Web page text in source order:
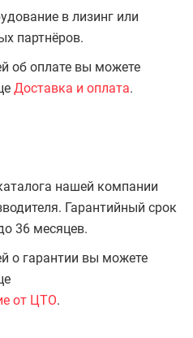
в лизинг или
партнёров.
об оплате вы можете
Доставка и оплата.
нашей компании
Гарантийный срок
36 месяцев.
о гарантии вы можете
от ЦТО.